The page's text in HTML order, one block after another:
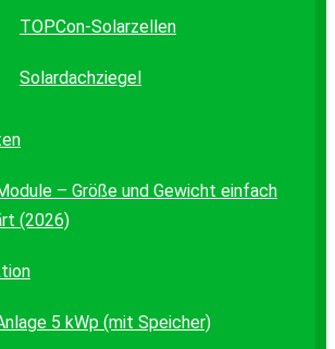
TOPCon-Solarzellen
Solardachziegel
– Größe und Gewicht einfach
(2026)
5 kWp (mit Speicher)